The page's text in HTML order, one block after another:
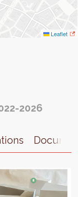
Leaflet
2026